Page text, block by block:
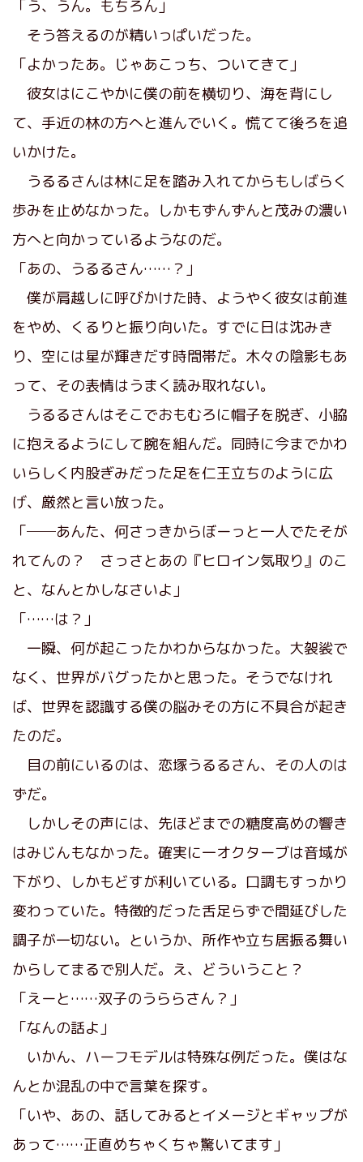
「う、うん。もちろん」
そう答えるのが精いっぱいだった。
「よかったあ。じゃあこっち、ついてきて」
彼女はにこやかに僕の前を横切り、海を背にし
て、手近の林の方へと進んでいく。慌てて後ろを追
いかけた。
うるるさんは林に足を踏み入れてからもしばらく
歩みを止めなかった。しかもずんずんと茂みの濃い
方へと向かっているようなのだ。
「あの、うるるさん……？」
僕が肩越しに呼びかけた時、ようやく彼女は前進
をやめ、くるりと振り向いた。すでに日は沈みき
り、空には星が輝きだす時間帯だ。木々の陰影もあ
って、その表情はうまく読み取れない。
うるるさんはそこでおもむろに帽子を脱ぎ、小脇
に抱えるようにして腕を組んだ。同時に今までかわ
いらしく内股ぎみだった足を仁王立ちのように広
げ、厳然と言い放った。
「──あんた、何さっきからぼーっと一人でたそが
れてんの？ さっさとあの『ヒロイン気取り』のこ
と、なんとかしなさいよ」
「……は？」
一瞬、何が起こったかわからなかった。大袈裟で
なく、世界がバグったかと思った。そうでなけれ
ば、世界を認識する僕の脳みその方に不具合が起き
たのだ。
目の前にいるのは、恋塚うるるさん、その人のは
ずだ。
しかしその声には、先ほどまでの糖度高めの響き
はみじんもなかった。確実に一オクターブは音域が
下がり、しかもどすが利いている。口調もすっかり
変わっていた。特徴的だった舌足らずで間延びした
調子が一切ない。というか、所作や立ち居振る舞い
からしてまるで別人だ。え、どういうこと？
「えーと……双子のうららさん？」
「なんの話よ」
いかん、ハーフモデルは特殊な例だった。僕はな
んとか混乱の中で言葉を探す。
「いや、あの、話してみるとイメージとギャップが
あって……正直めちゃくちゃ驚いてます」